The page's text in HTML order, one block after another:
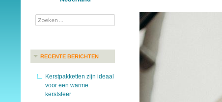
Zoeken
naar:
RECENTE BERICHTEN
Kerstpakketten zijn ideaal
voor een warme
kerstsfeer